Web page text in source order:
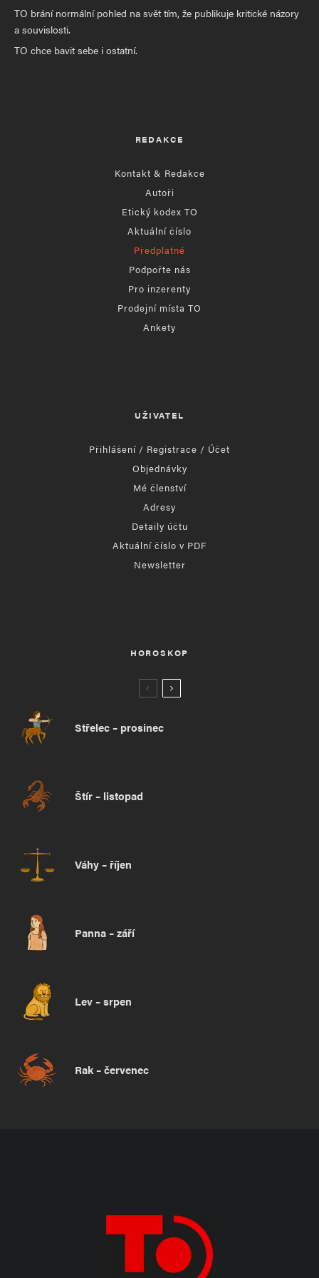
TO brání normální pohled na svět tím, že publikuje kritické názory
a souvislosti.
TO chce bavit sebe i ostatní.
REDAKCE
Kontakt & Redakce
Autoři
Etický kodex TO
Aktuální číslo
Předplatné
Podpořte nás
Pro inzerenty
Prodejní místa TO
Ankety
UŽIVATEL
Přihlášení / Registrace / Účet
Objednávky
Mé členství
Adresy
Detaily účtu
Aktuální číslo v PDF
Newsletter
HOROSKOP
Střelec – prosinec
Štír – listopad
Váhy – říjen
Panna – září
Lev – srpen
Rak – červenec